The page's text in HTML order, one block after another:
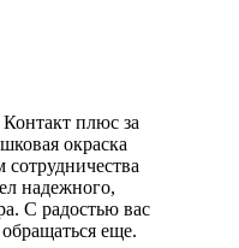
плюс за
окраска
сотрудничества
надежного,
С радостью вас
еще.